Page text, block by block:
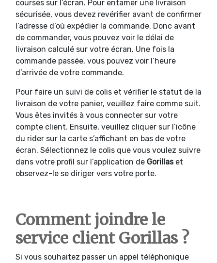
courses sur l’écran. Pour entamer une livraison
sécurisée, vous devez revérifier avant de confirmer
l’adresse d’où expédier la commande. Donc avant
de commander, vous pouvez voir le délai de
livraison calculé sur votre écran. Une fois la
commande passée, vous pouvez voir l’heure
d’arrivée de votre commande.
Pour faire un suivi de colis et vérifier le statut de la
livraison de votre panier, veuillez faire comme suit.
Vous êtes invités à vous connecter sur votre
compte client. Ensuite, veuillez cliquer sur l’icône
du rider sur la carte s’affichant en bas de votre
écran. Sélectionnez le colis que vous voulez suivre
dans votre profil sur l’application de Gorillaset
observez-le se diriger vers votre porte.
Comment joindre le
service client Gorillas ?
Si vous souhaitez passer un appel téléphonique